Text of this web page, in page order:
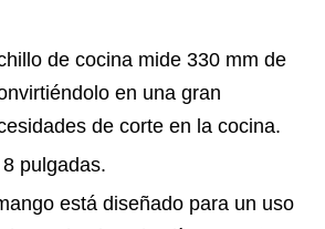
de cocina mide 330 mm de
en una gran
de corte en la cocina.
pulgadas.
está diseñado para un uso